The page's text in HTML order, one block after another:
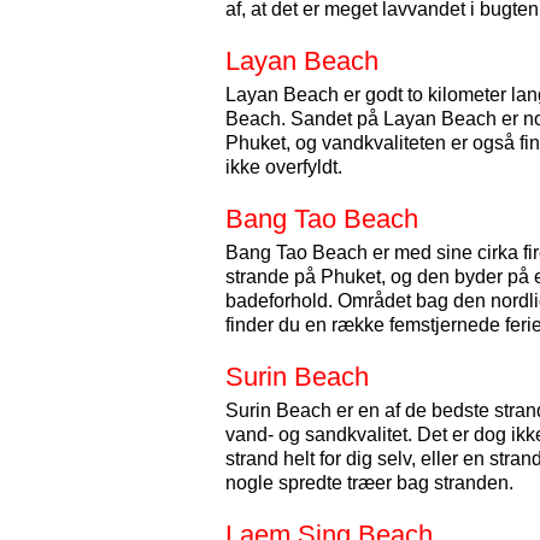
af, at det er meget lavvandet i
Layan Beach
Layan Beach er godt to kilometer
Beach. Sandet på Layan Beach er
Phuket, og vandkvaliteten er også
ikke overfyldt.
Bang Tao Beach
Bang Tao Beach er med sine cirka
strande på Phuket, og den byder på
badeforhold. Området bag den
finder du en række femstjernede
Surin Beach
Surin Beach er en af de bedste
vand- og sandkvalitet. Det er dog
strand helt for dig selv, eller en
nogle spredte træer bag stranden.